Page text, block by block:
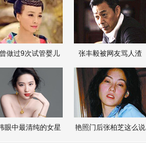
做过9次试管婴儿 张丰毅被网友骂人渣
眼中最清纯的女星 艳照门后张柏芝这么说